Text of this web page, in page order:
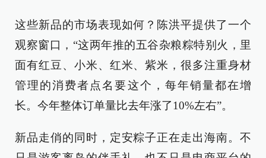
这些新品的市场表现如何？陈洪平提供了一个
观察窗口，“这两年推的五谷杂粮粽特别火，里
面有红豆、小米、红米、紫米，很多注重身材
管理的消费者点名要这个，每年销量都在增
长。今年整体订单量比去年涨了10%左右”。
新品走俏的同时，定安粽子正在走出海南。不